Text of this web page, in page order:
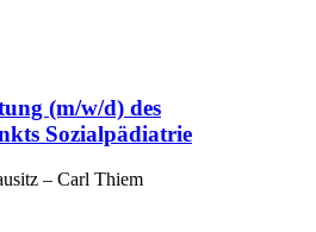
(m/w/d) des
Sozialpädiatrie
– Carl Thiem